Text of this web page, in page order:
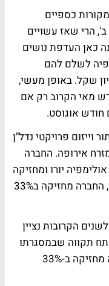
כספיים
הרי שאז עשויים
כאן העדפת נושים
לשלם להם
נוספים בהיקף של 31 מיליון שקל. באופן מעשי,
מאי הקרוב רק אם
אוגוסט.
וייזום פרויקטי נדל"ן
אירופה. החברה
יורו ומחזיקה
בקרקעות בפולין ובאוקראינה. כמו כן, החברה מחזיקה ב33%
הקרובות נציין
תקווה שבמסגרתו
בונה החברה 510 יחידות דיור והחברה מחזיקה ב-33%